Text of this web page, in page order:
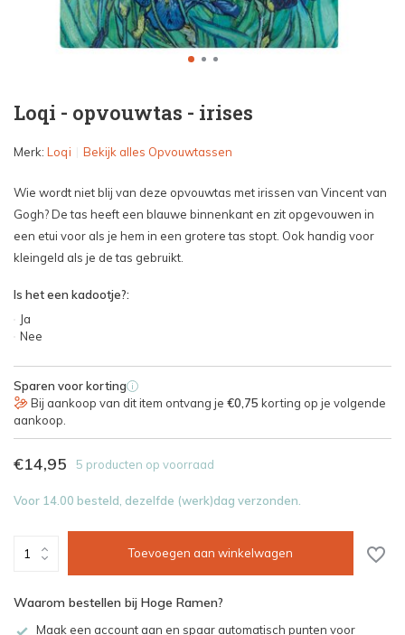
Loqi - opvouwtas - irises
Merk: Loqi Bekijk alles Opvouwtassen
Wie wordt niet blij van deze opvouwtas met irissen van Vincent van
Gogh? De tas heeft een blauwe binnenkant en zit opgevouwen in
een etui voor als je hem in een grotere tas stopt. Ook handig voor
kleingeld als je de tas gebruikt.
Is het een kadootje?:
Ja
Nee
Sparen voor korting i
Bij aankoop van dit item ontvang je €0,75 korting op je volgende
aankoop.
€14,95 5 producten op voorraad
Voor 14.00 besteld, dezelfde (werk)dag verzonden.
Toevoegen aan winkelwagen
Waarom bestellen bij Hoge Ramen?
Maak een account aan en spaar automatisch punten voor